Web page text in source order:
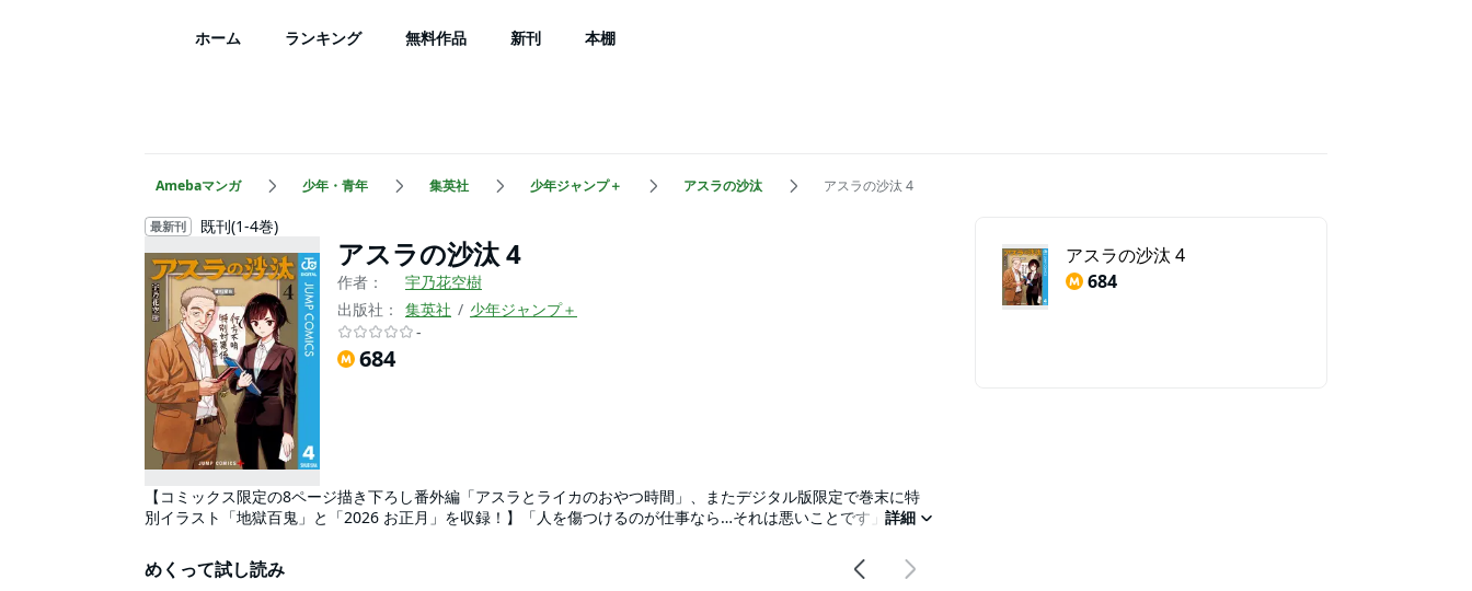
ホーム ランキング 無料作品 新刊 本棚
Amebaマンガ 少年・青年 集英社 少年ジャンプ＋ アスラの沙汰 アスラの沙汰 4
最新刊 既刊(1-4巻)
アスラの沙汰 4
作者：
宇乃花空樹
出版社：
集英社
少年ジャンプ＋
-
684
【コミックス限定の8ページ描き下ろし番外編「アスラとライカのおやつ時間」、またデジタル版限定で巻末に特
別イラスト「地獄百鬼」と「2026 お正月」を収録！】「人を傷つけるのが仕事なら…それは悪いことです」 “地
にいる凶悪な人物・イルヤに目をつけられてしまうアスラ達。そして警察官・トーダとスミヤマもその渦中に足を
踏み入れていき――…!? 善良な少年による、最も清廉な“断罪”の物語
詳細
めくって試し読み
アスラの沙汰 4
684